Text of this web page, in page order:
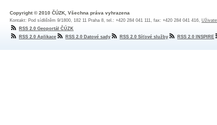
Copyright © 2010 ČÚZK, Všechna práva vyhrazena
Kontakt: Pod sídlištěm 9/1800, 182 11 Praha 8, tel.: +420 284 041 111, fax: +420 284 041 416,
RSS 2.0 Geoportál ČÚZK
RSS 2.0 Aplikace
RSS 2.0 Datové sady RSS 2.0 Síťové služby RSS 2.0 INSPIRE